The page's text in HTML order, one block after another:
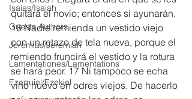
Isaías/Isaiah
Guests Authors
Jeremias/Jeremiah
Lamentationes/Lamentations
Ezequiel/Ezekiel
quitará el novio; entonces sí ayunarán.
16 Nadie remienda un vestido viejo
con un retazo de tela nueva, porque el
remiendo fruncirá el vestido y la rotura
se hará peor. 17 Ni tampoco se echa
vino nuevo en odres viejos. De hacerlo